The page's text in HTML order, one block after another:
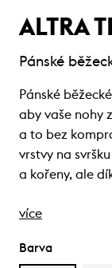
ALTRA
Pánské
Pánské
aby vaše nohy
a to bez
vrstvy na
a kořeny, ale
více
Barva